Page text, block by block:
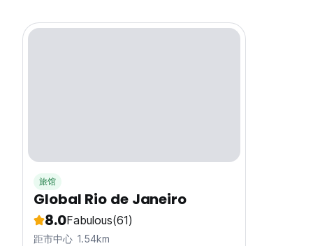
旅馆
Global Rio de Janeiro
8.0Fabulous(61)
距市中心 1.54km